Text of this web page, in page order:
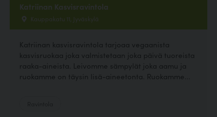
Katriinan Kasvisravintola
Kauppakatu 11, Jyväskylä
Katriinan kasvisravintola tarjoaa vegaanista
kasvisruokaa joka valmistetaan joka päivä tuoreista
raaka-aineista. Leivomme sämpylät joka aamu ja
ruokamme on täysin lisä-aineetonta. Ruokamme...